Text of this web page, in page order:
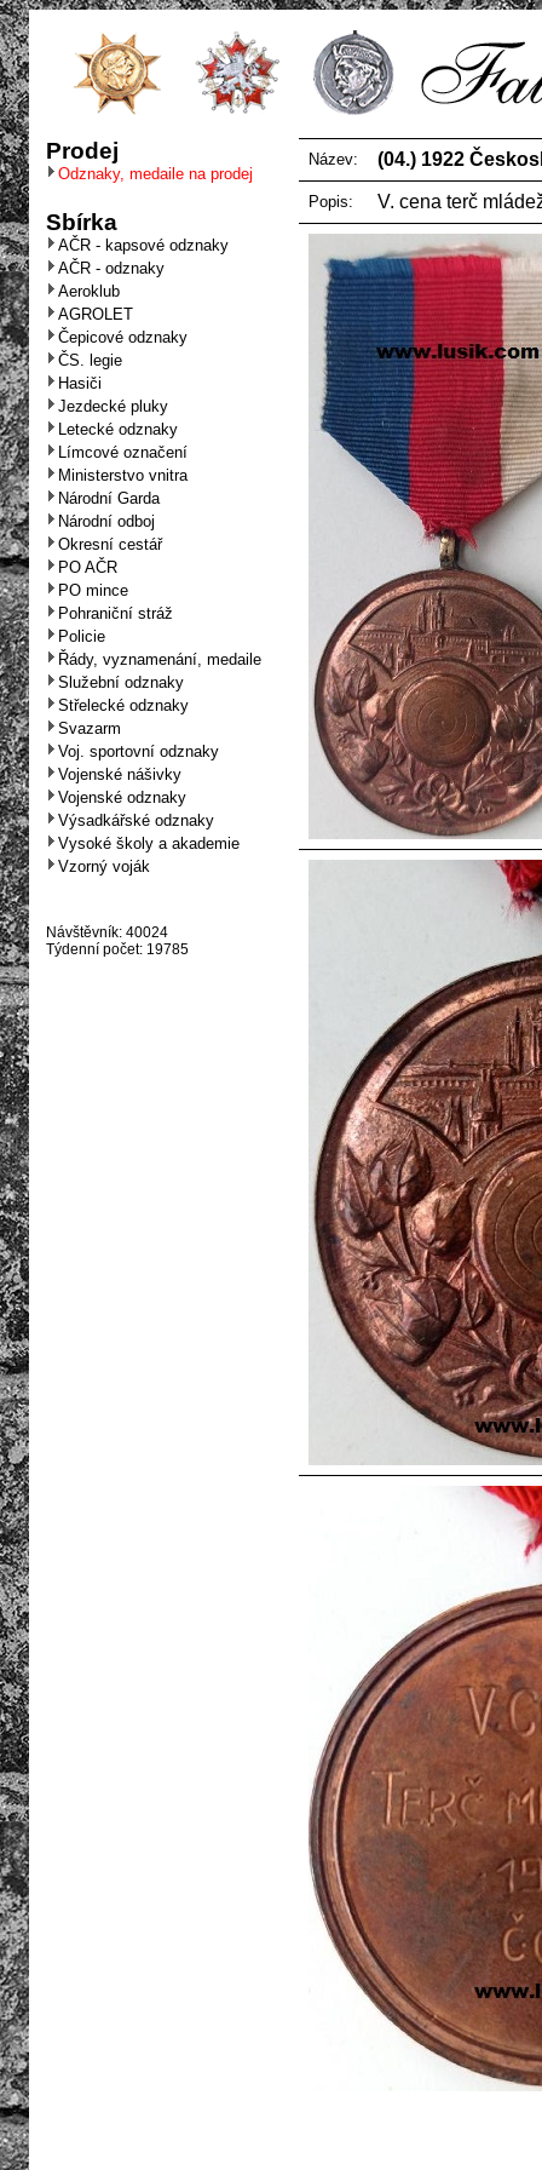
Prodej
Odznaky, medaile na prodej
Sbírka
AČR - kapsové odznaky
AČR - odznaky
Aeroklub
AGROLET
Čepicové odznaky
ČS. legie
Hasiči
Jezdecké pluky
Letecké odznaky
Límcové označení
Ministerstvo vnitra
Národní Garda
Národní odboj
Okresní cestář
PO AČR
PO mince
Pohraniční stráž
Policie
Řády, vyznamenání, medaile
Služební odznaky
Střelecké odznaky
Svazarm
Voj. sportovní odznaky
Vojenské nášivky
Vojenské odznaky
Výsadkářské odznaky
Vysoké školy a akademie
Vzorný voják
Návštěvník: 40024
Týdenní počet: 19785
Název: (04.) 1922
Popis: V. cena terč